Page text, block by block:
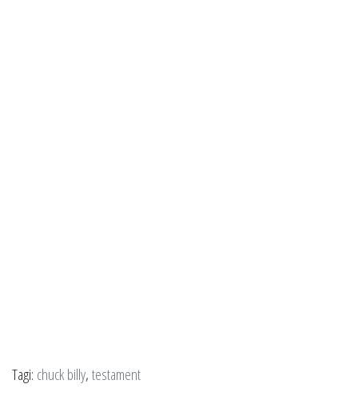
Tagi: chuck billy,testament